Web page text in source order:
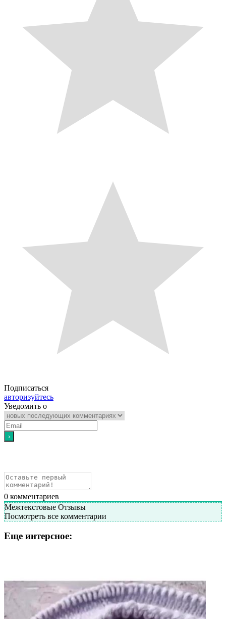
Подписаться
авторизуйтесь
Уведомить о
0 комментариев
Межтекстовые Отзывы
Посмотреть все комментарии
Еще интерсное: